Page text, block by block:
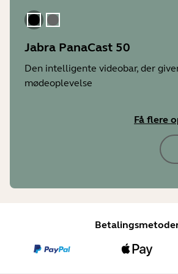
SortGrå
Jabra PanaCast 50
Den intelligente videobar, der
mødeoplevelse
Få flere